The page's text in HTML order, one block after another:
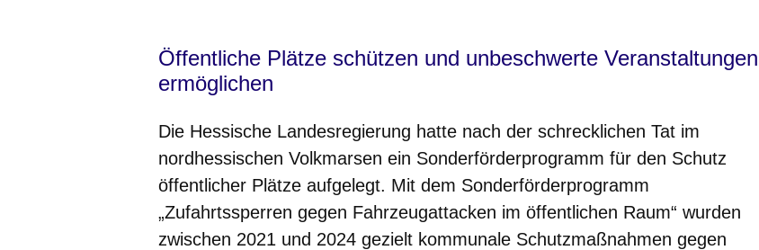
Öffentliche Plätze schützen und unbeschwerte Veranstaltungen
ermöglichen
Die Hessische Landesregierung hatte nach der schrecklichen Tat im
nordhessischen Volkmarsen ein Sonderförderprogramm für den Schutz
öffentlicher Plätze aufgelegt. Mit dem Sonderförderprogramm
„Zufahrtssperren gegen Fahrzeugattacken im öffentlichen Raum“ wurden
zwischen 2021 und 2024 gezielt kommunale Schutzmaßnahmen gegen